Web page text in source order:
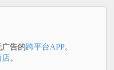
告的跨平台APP。
店。